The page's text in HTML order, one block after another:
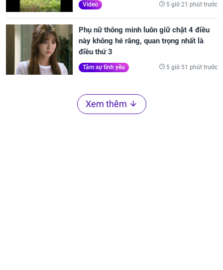
Video 5 giờ 21 phút trước
Phụ nữ thông minh luôn giữ chặt 4 điều
này không hé răng, quan trọng nhất là
điều thứ 3
Tâm sự tình yêu 5 giờ 51 phút trước
Xem thêm